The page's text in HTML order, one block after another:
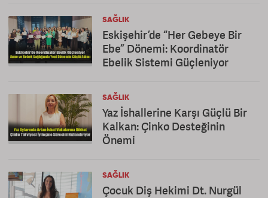
SAĞLIK
Eskişehir’de “Her Gebeye Bir
Ebe” Dönemi: Koordinatör
Ebelik Sistemi Güçleniyor
SAĞLIK
Yaz İshallerine Karşı Güçlü Bir
Kalkan: Çinko Desteğinin
Önemi
SAĞLIK
Çocuk Diş Hekimi Dt. Nurgül